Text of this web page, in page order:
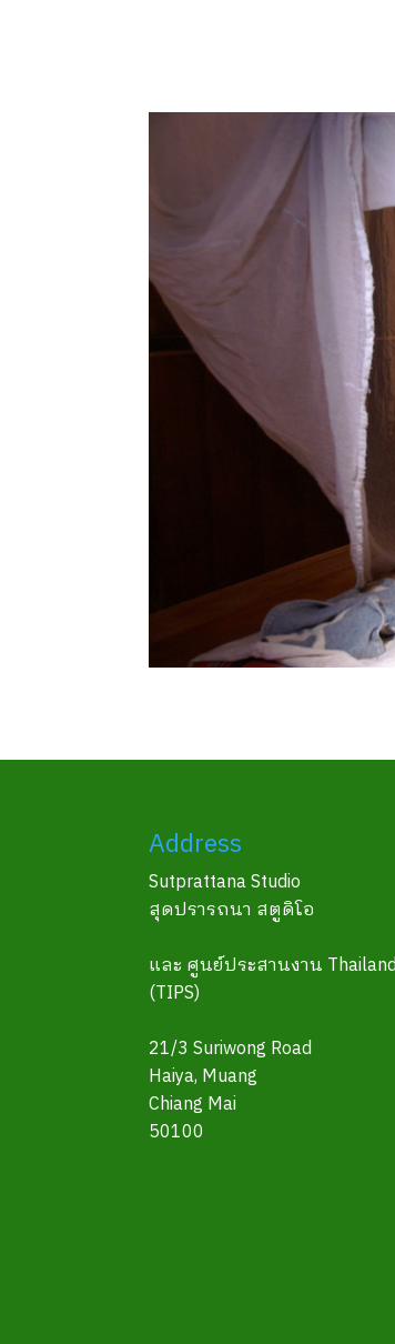
Address
Sutprattana Studio
สุดปรารถนา สตูดิโอ
และ ศูนย์ประสานงาน
(TIPS)
21/3 Suriwong Road
Haiya, Muang
Chiang Mai
50100